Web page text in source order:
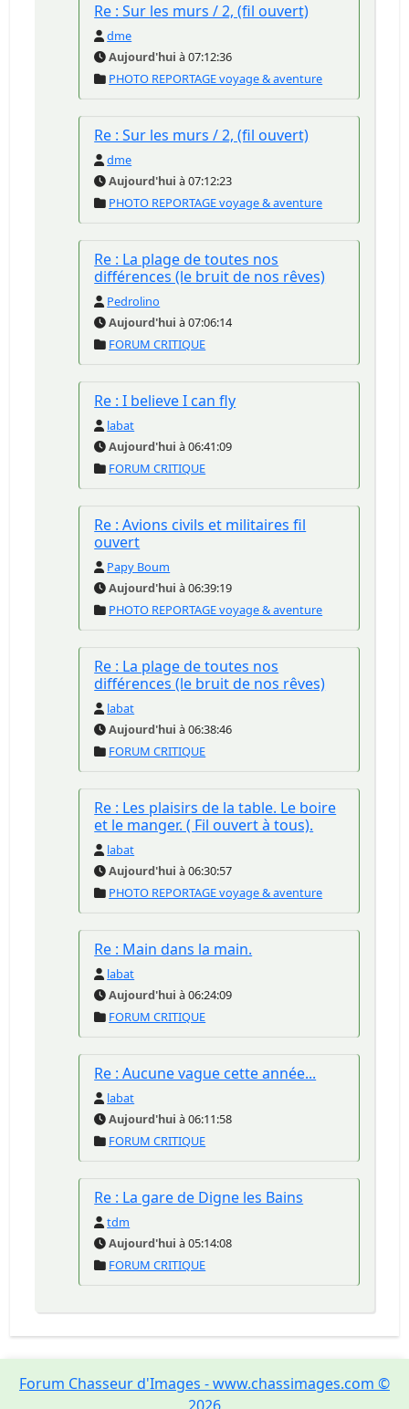
Re : Sur les murs / 2, (fil ouvert)
dme
Aujourd'hui à 07:12:36
PHOTO REPORTAGE voyage & aventure
Re : Sur les murs / 2, (fil ouvert)
dme
Aujourd'hui à 07:12:23
PHOTO REPORTAGE voyage & aventure
Re : La plage de toutes nos
différences (le bruit de nos rêves)
Pedrolino
Aujourd'hui à 07:06:14
FORUM CRITIQUE
Re : I believe I can fly
labat
Aujourd'hui à 06:41:09
FORUM CRITIQUE
Re : Avions civils et militaires fil
ouvert
Papy Boum
Aujourd'hui à 06:39:19
PHOTO REPORTAGE voyage & aventure
Re : La plage de toutes nos
différences (le bruit de nos rêves)
labat
Aujourd'hui à 06:38:46
FORUM CRITIQUE
Re : Les plaisirs de la table. Le boire
et le manger. ( Fil ouvert à tous).
labat
Aujourd'hui à 06:30:57
PHOTO REPORTAGE voyage & aventure
Re : Main dans la main.
labat
Aujourd'hui à 06:24:09
FORUM CRITIQUE
Re : Aucune vague cette année...
labat
Aujourd'hui à 06:11:58
FORUM CRITIQUE
Re : La gare de Digne les Bains
tdm
Aujourd'hui à 05:14:08
FORUM CRITIQUE
Forum Chasseur d'Images - www.chassimages.com ©